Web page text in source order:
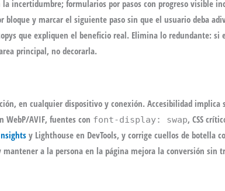
incertidumbre; formularios por pasos con progreso visible
y marcar el siguiente paso sin que el usuario deba
que expliquen el beneficio real. Elimina lo redundante:
principal, no decorarla.
en cualquier dispositivo y conexión. Accesibilidad
WebP/AVIF, fuentes con font-display: swap, CSS
y Lighthouse en DevTools, y corrige cuellos de botella
a la persona en la página mejora la conversión sin